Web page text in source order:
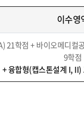
이수영
21학점 + 바이오메디컬
9학점
+ 융합형(캡스톤설계 I,